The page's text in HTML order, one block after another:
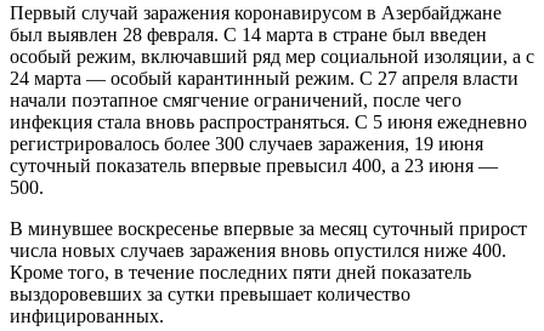
Первый случай заражения коронавирусом в Азербайджане
был выявлен 28 февраля. С 14 марта в стране был введен
особый режим, включавший ряд мер социальной изоляции, а с
24 марта — особый карантинный режим. С 27 апреля власти
начали поэтапное смягчение ограничений, после чего
инфекция стала вновь распространяться. С 5 июня ежедневно
регистрировалось более 300 случаев заражения, 19 июня
суточный показатель впервые превысил 400, а 23 июня —
500.
В минувшее воскресенье впервые за месяц суточный прирост
числа новых случаев заражения вновь опустился ниже 400.
Кроме того, в течение последних пяти дней показатель
выздоровевших за сутки превышает количество
инфицированных.